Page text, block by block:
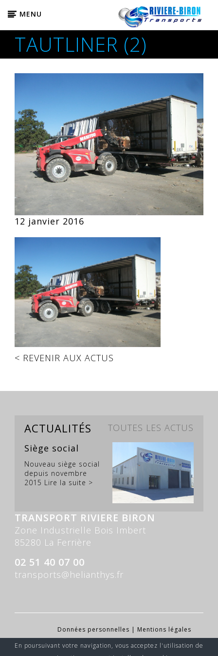
MENU
TAUTLINER (2)
12 janvier 2016
< REVENIR AUX ACTUS
ACTUALITÉS
TOUTES LES ACTUS
Siège social
Nouveau siège social
depuis novembre
2015 Lire la suite >
TRANSPORT RIVIERE BIRON
Zone Industrielle Bois Imbert
85280 La Ferrière
02 51 40 07 00
transports@helianthys.fr
Données personnelles | Mentions légales
En poursuivant votre navigation, vous acceptez l'utilisation de